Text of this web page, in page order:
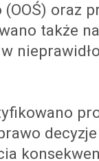
oraz
także